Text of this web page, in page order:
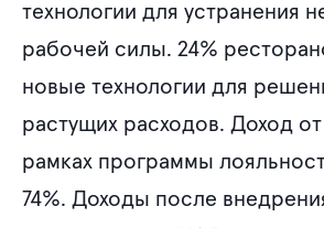
технологии для устранения
рабочей силы. 24%
новые технологии для
растущих расходов. Доход
рамках программы
74%. Доходы после